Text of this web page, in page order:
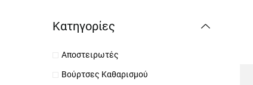
Κατηγορίες
Αποστειρωτές
Βούρτσες Καθαρισμού